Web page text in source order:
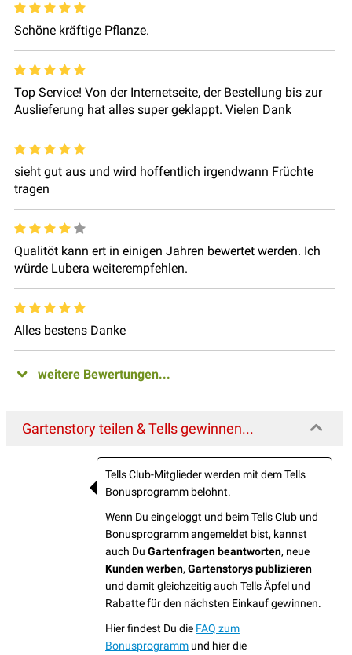
Schöne kräftige Pflanze.
Top Service! Von der Internetseite, der Bestellung bis zur
Auslieferung hat alles super geklappt. Vielen Dank
sieht gut aus und wird hoffentlich irgendwann Früchte
tragen
Qualitöt kann ert in einigen Jahren bewertet werden. Ich
würde Lubera weiterempfehlen.
Alles bestens Danke
weitere Bewertungen...
Gartenstory teilen & Tells gewinnen...
Tells Club-Mitglieder werden mit dem Tells
Bonusprogramm belohnt.
Wenn Du eingeloggt und beim Tells Club und
Bonusprogramm angemeldet bist, kannst
auch Du Gartenfragen beantworten, neue
Kunden werben, Gartenstorys publizieren
und damit gleichzeitig auch Tells Äpfel und
Rabatte für den nächsten Einkauf gewinnen.
Hier findest Du die FAQ zum
Bonusprogramm und hier die